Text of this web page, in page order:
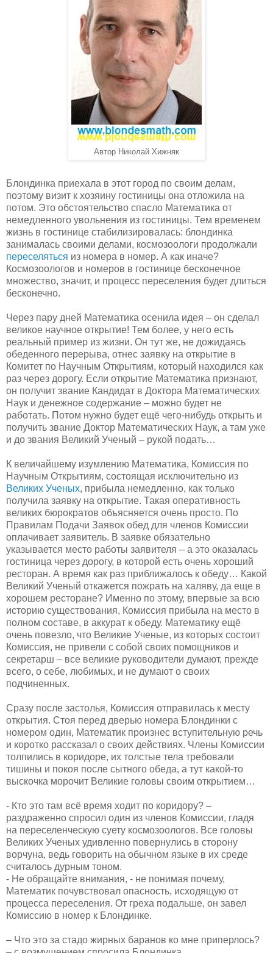
Автор Николай Хижняк
Блондинка приехала в этот город по своим делам,
поэтому визит к хозяину гостиницы она отложила на
потом. Это обстоятельство спасло Математика от
немедленного увольнения из гостиницы. Тем временем
жизнь в гостинице стабилизировалась: блондинка
занималась своими делами, космозоологи продолжали
переселяться из номера в номер. А как иначе?
Космозоологов и номеров в гостинице бесконечное
множество, значит, и процесс переселения будет длиться
бесконечно.
Через пару дней Математика осенила идея – он сделал
великое научное открытие! Тем более, у него есть
реальный пример из жизни. Он тут же, не дожидаясь
обеденного перерыва, отнес заявку на открытие в
Комитет по Научным Открытиям, который находился как
раз через дорогу. Если открытие Математика признают,
он получит звание Кандидат в Доктора Математических
Наук и денежное содержание – можно будет не
работать. Потом нужно будет ещё чего-нибудь открыть и
получить звание Доктор Математических Наук, а там уже
и до звания Великий Ученый – рукой подать…
К величайшему изумлению Математика, Комиссия по
Научным Открытиям, состоящая исключительно из
Великих Ученых, прибыла немедленно, как только
получила заявку на открытие. Такая оперативность
великих бюрократов объясняется очень просто. По
Правилам Подачи Заявок обед для членов Комиссии
оплачивает заявитель. В заявке обязательно
указывается место работы заявителя – а это оказалась
гостиница через дорогу, в которой есть очень хороший
ресторан. А время как раз приближалось к обеду… Какой
Великий Ученый откажется пожрать на халяву, да еще в
хорошем ресторане? Именно по этому, впервые за всю
историю существования, Комиссия прибыла на место в
полном составе, в аккурат к обеду. Математику ещё
очень повезло, что Великие Ученые, из которых состоит
Комиссия, не привели с собой своих помощников и
секретарш – все великие руководители думают, прежде
всего, о себе, любимых, и не думают о своих
подчиненных.
Сразу после застолья, Комиссия отправилась к месту
открытия. Стоя перед дверью номера Блондинки с
номером один, Математик произнес вступительную речь
и коротко рассказал о своих действиях. Члены Комиссии
толпились в коридоре, их толстые тела требовали
тишины и покоя после сытного обеда, а тут какой-то
выскочка морочит Великие головы своим открытием…
- Кто это там всё время ходит по коридору? –
раздраженно спросил один из членов Комиссии, гладя
на переселенческую суету космозоологов. Все головы
Великих Ученых удивленно повернулись в сторону
ворчуна, ведь говорить на обычном языке в их среде
считалось дурным тоном.
- Не обращайте внимания, - не понимая почему,
Математик почувствовал опасность, исходящую от
процесса переселения. От греха подальше, он завел
Комиссию в номер к Блондинке.
– Что это за стадо жирных баранов ко мне приперлось?